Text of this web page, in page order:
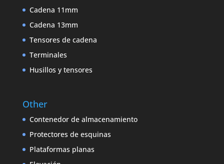
Cadena 11mm
Cadena 13mm
Tensores de cadena
Terminales
Husillos y tensores
Other
Contenedor de almacenamiento
Protectores de esquinas
Plataformas planas